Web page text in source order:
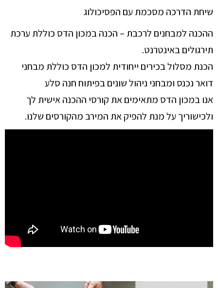
שיחת הדרכה מסכמת עם הפסיכולוג
ההכנה למבחנים לרכבת – הכנה במכון הדס כוללת ערכת
תירגולים באינטרנט.
הכנת מסלול בכירים ייחודית למכון הדס כוללת מבחני
דואר נכנס ומבחני ניהול שונים בפיתוח חנה סלע
אנו במכון הדס מתאימים את קורסי ההכנה אישית לך
ולכישוריך על מנת להפיק את המירב מהקורסים שלנו.